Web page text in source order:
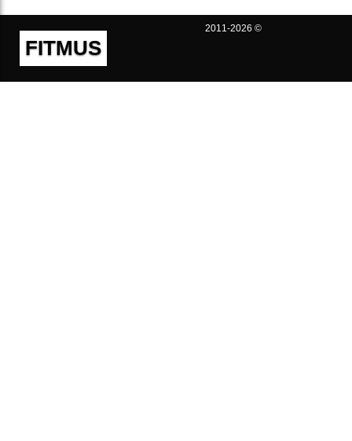
FITMUS
2011-2026 ©